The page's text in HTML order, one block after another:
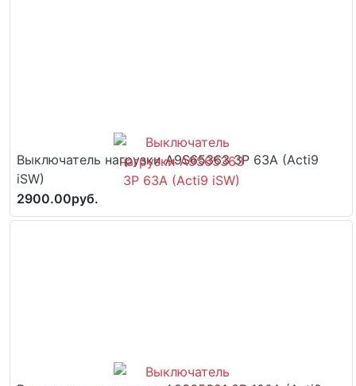
Выключатель нагрузки A9S65363 3P 63A (Acti9
iSW)
2900.00руб.